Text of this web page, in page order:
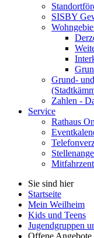
SISBY
Grund-
Zahlen -
Service
Rathaus
Sie sind hier
Startseite
Mein Weilheim
Kids und Teens
Jugendgruppen
Offene Angebote